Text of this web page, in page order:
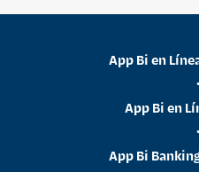
App Bi en
•
App Bi en
•
App Bi